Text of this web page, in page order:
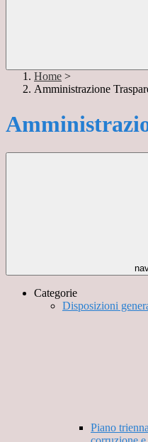
Home >
Amministrazione
Categorie
Disposizioni
Piano